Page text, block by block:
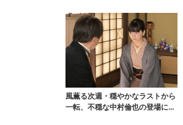
風薫る次週・穏やかなラストから
一転、不穏な中村倫也の登場に視